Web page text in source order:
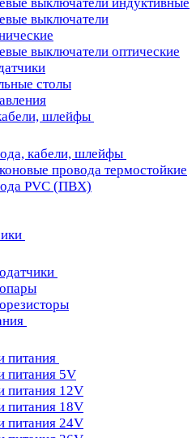
выключатели
выключатели оптические
столы
шлейфы
кабели, шлейфы
провода термостойкие
PVC (ПВХ)
питания
питания 5V
питания 12V
питания 18V
питания 24V